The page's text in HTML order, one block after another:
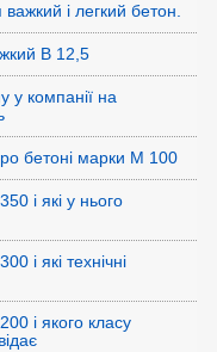
важкий і легкий бетон.
В 12,5
у компанії на
бетоні марки М 100
і які у нього
і які технічні
і якого класу